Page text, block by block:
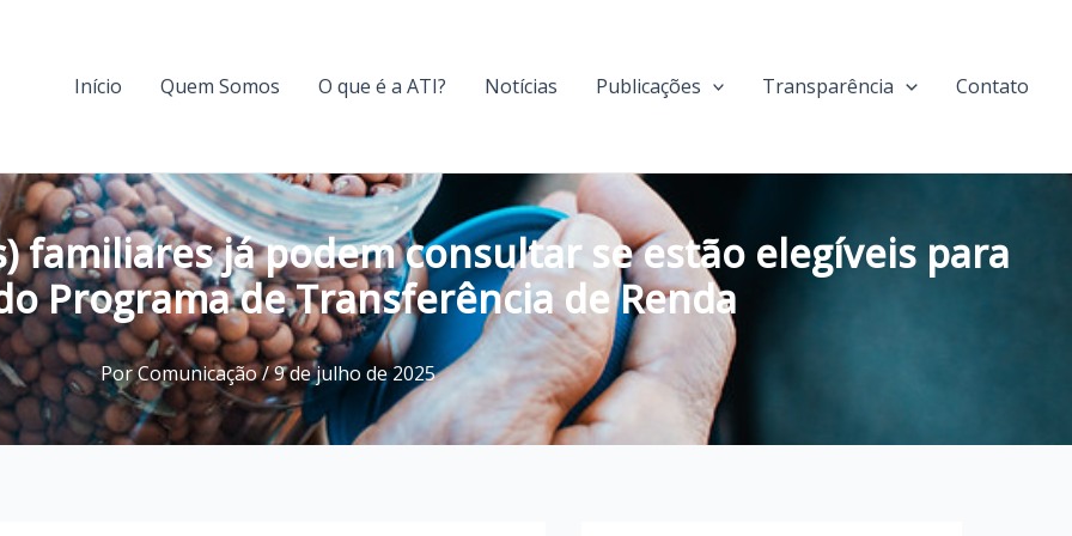
Início Quem Somos O que é a ATI? Notícias Publicações Transparência Contato
familiares já podem consultar se estão elegíveis para
Programa de Transferência de Renda
PorComunicação/9 de julho de 2025